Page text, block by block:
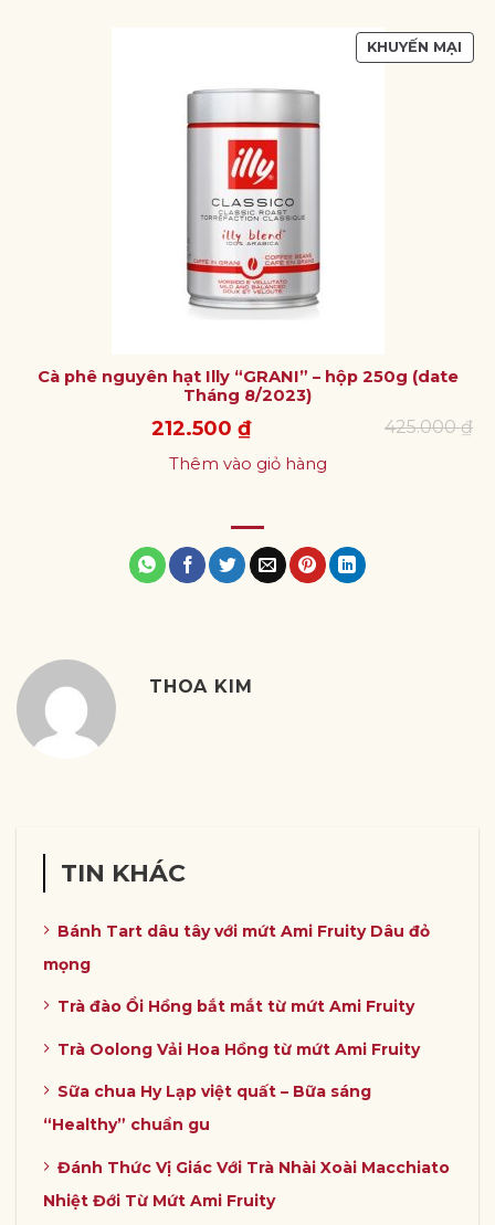
KHUYẾN MẠI
Cà phê nguyên hạt Illy “GRANI” – hộp 250g (date
Tháng 8/2023)
425.000₫
Giá
gốc
425.000 ₫.
212.500 ₫Giá
hiện
tại
là:
Thêm vào giỏ hàng
THOA KIM
TIN KHÁC
Bánh Tart dâu tây với mứt Ami Fruity Dâu đỏ
mọng
Trà đào Ổi Hồng bắt mắt từ mứt Ami Fruity
Trà Oolong Vải Hoa Hồng từ mứt Ami Fruity
Sữa chua Hy Lạp việt quất – Bữa sáng
“Healthy” chuẩn gu
Đánh Thức Vị Giác Với Trà Nhài Xoài Macchiato
Nhiệt Đới Từ Mứt Ami Fruity